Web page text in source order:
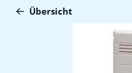
Übersicht